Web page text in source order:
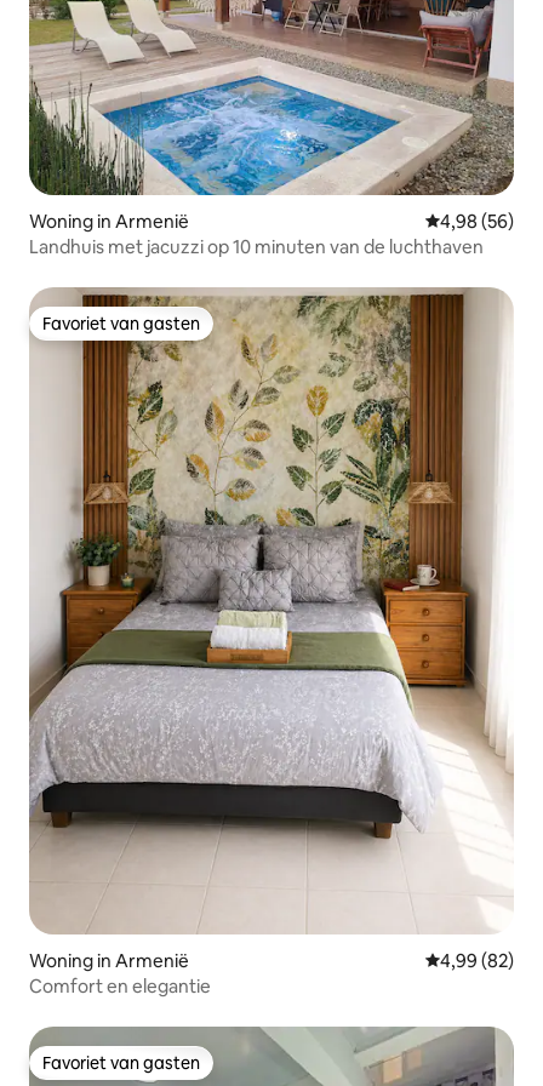
Woning in Armenië Gemiddelde
4,98 (56)
Landhuis met jacuzzi op 10 minuten van de luchthaven
Favoriet van gasten
Favoriet van gasten
Woning in Armenië Gemiddelde
4,99 (82)
Comfort en elegantie
Favoriet van gasten
Favoriet van gasten